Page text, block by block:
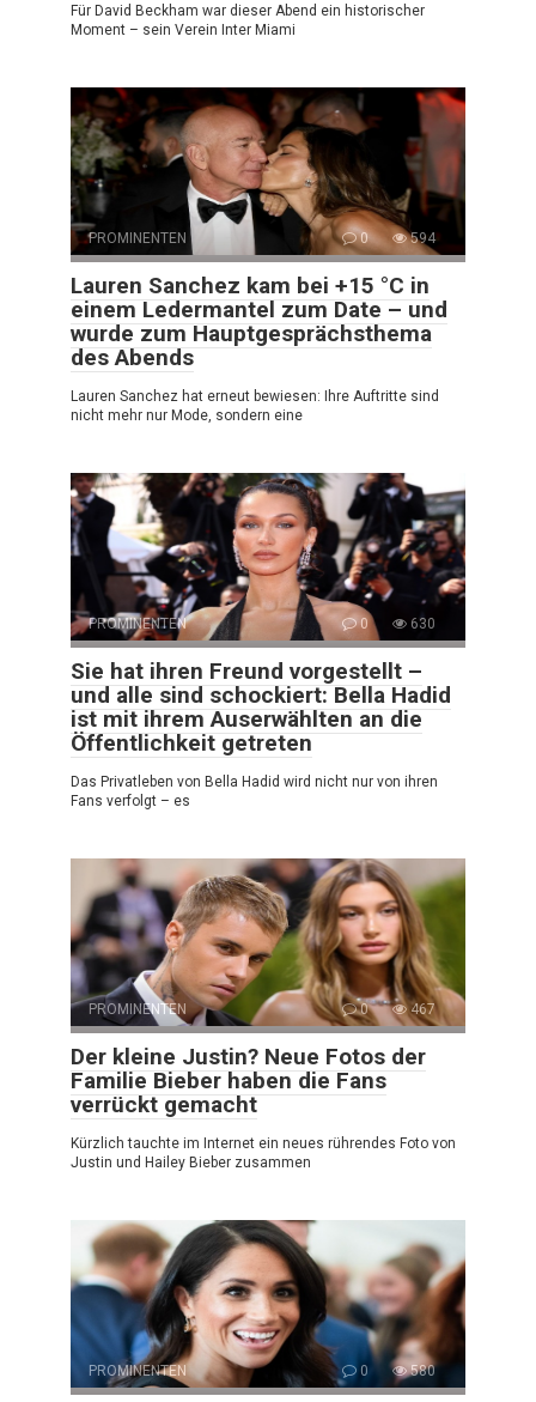
Für David Beckham war dieser Abend ein historischer
Moment – sein Verein Inter Miami
PROMINENTEN 0 594
Lauren Sanchez kam bei +15 °C in
einem Ledermantel zum Date – und
wurde zum Hauptgesprächsthema
des Abends
Lauren Sanchez hat erneut bewiesen: Ihre Auftritte sind
nicht mehr nur Mode, sondern eine
PROMINENTEN 0 630
Sie hat ihren Freund vorgestellt –
und alle sind schockiert: Bella Hadid
ist mit ihrem Auserwählten an die
Öffentlichkeit getreten
Das Privatleben von Bella Hadid wird nicht nur von ihren
Fans verfolgt – es
PROMINENTEN 0 467
Der kleine Justin? Neue Fotos der
Familie Bieber haben die Fans
verrückt gemacht
Kürzlich tauchte im Internet ein neues rührendes Foto von
Justin und Hailey Bieber zusammen
PROMINENTEN 0 580